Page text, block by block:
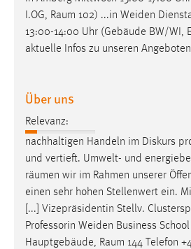
I.OG, Raum 102) ...in Weiden
13:00-14:00 Uhr (Gebäude BW/WI,
aktuelle Infos zu unseren
Über uns
Relevanz:
nachhaltigen Handeln im Diskurs
und vertieft. Umwelt- und
räumen wir im Rahmen unserer
einen sehr hohen Stellenwert ein.
[...] Vizepräsidentin Stellv.
Professorin Weiden Business
Hauptgebäude, Raum 144 Telefon
EXTERNE MEDIEN
Um Inhalte von
Plattformen anzeigen zu können,
YouTube
Vimeo